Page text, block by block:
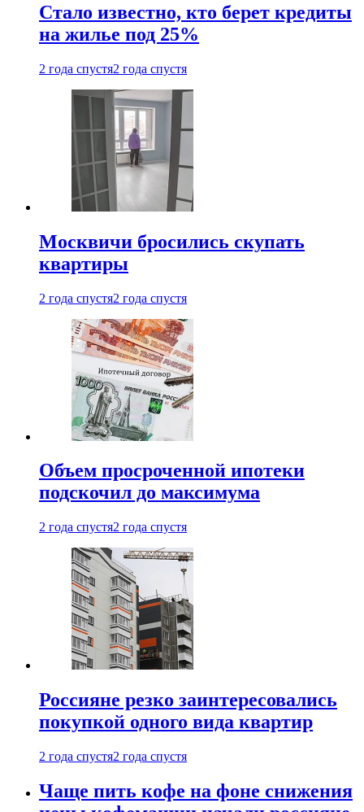
Стало известно, кто берет кредиты
на жилье под 25%
2 года спустя2 года спустя
Москвичи бросились скупать
квартиры
2 года спустя2 года спустя
Объем просроченной ипотеки
подскочил до максимума
2 года спустя2 года спустя
Россияне резко заинтересовались
покупкой одного вида квартир
2 года спустя2 года спустя
Чаще пить кофе на фоне снижения